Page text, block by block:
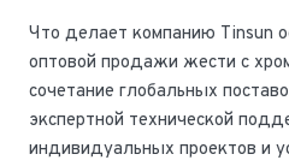
Что делает компанию Tinsun
оптовой продажи жести с
сочетание глобальных
экспертной технической
индивидуальных проектов и